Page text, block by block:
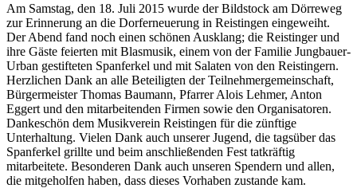
Am Samstag, den 18. Juli 2015 wurde der Bildstock am Dörreweg
zur Erinnerung an die Dorferneuerung in Reistingen eingeweiht.
Der Abend fand noch einen schönen Ausklang; die Reistinger und
ihre Gäste feierten mit Blasmusik, einem von der Familie Jungbauer-
Urban gestifteten Spanferkel und mit Salaten von den Reistingern.
Herzlichen Dank an alle Beteiligten der Teilnehmergemeinschaft,
Bürgermeister Thomas Baumann, Pfarrer Alois Lehmer, Anton
Eggert und den mitarbeitenden Firmen sowie den Organisatoren.
Dankeschön dem Musikverein Reistingen für die zünftige
Unterhaltung. Vielen Dank auch unserer Jugend, die tagsüber das
Spanferkel grillte und beim anschließenden Fest tatkräftig
mitarbeitete. Besonderen Dank auch unseren Spendern und allen,
die mitgeholfen haben, dass dieses Vorhaben zustande kam.